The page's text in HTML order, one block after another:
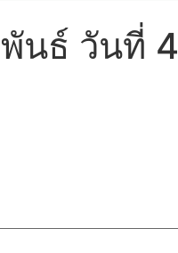
นธ์ วันที่ 4